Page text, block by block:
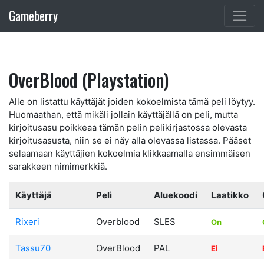
Gameberry
OverBlood (Playstation)
Alle on listattu käyttäjät joiden kokoelmista tämä peli löytyy.
Huomaathan, että mikäli jollain käyttäjällä on peli, mutta
kirjoitusasu poikkeaa tämän pelin pelikirjastossa olevasta
kirjoitusasusta, niin se ei näy alla olevassa listassa. Pääset
selaamaan käyttäjien kokoelmia klikkaamalla ensimmäisen
sarakkeen nimimerkkiä.
Käyttäjä Peli Aluekoodi Laatikko
Rixeri Overblood SLES On
Tassu70 OverBlood PAL Ei